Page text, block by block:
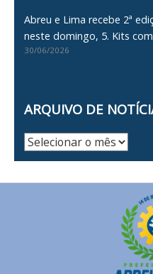
Abreu e Lima recebe 2ª
neste domingo, 5. Kits
30/06/2026
ARQUIVO DE
Arquivo